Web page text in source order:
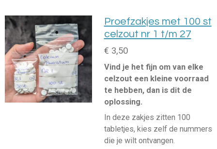
Proefzakjes met 100 st
celzout nr 1 t/m 27
€ 3,50
Vind je het fijn om van elke
celzout een kleine voorraad
te hebben, dan is dit de
oplossing.
In deze zakjes zitten 100
tabletjes, kies zelf de nummers
die je wilt ontvangen.